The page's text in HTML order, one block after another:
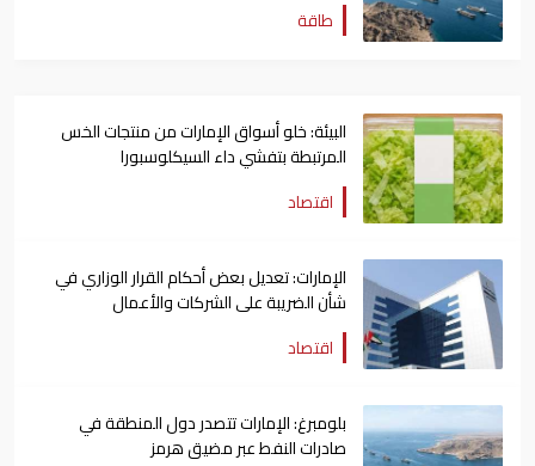
طاقة
البيئة: خلو أسواق الإمارات من منتجات الخس
المرتبطة بتفشي داء السيكلوسبورا
اقتصاد
الإمارات: تعديل بعض أحكام القرار الوزاري في
شأن الضريبة على الشركات والأعمال
اقتصاد
بلومبرغ: الإمارات تتصدر دول المنطقة في
صادرات النفط عبر مضيق هرمز